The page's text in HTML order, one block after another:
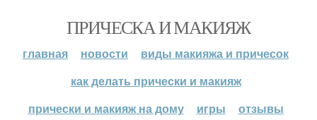
ПРИЧЕСКА И МАКИЯЖ
главная новости
виды макияжа и причесок
как делать прически и макияж
прически и макияж на дому
игры отзывы